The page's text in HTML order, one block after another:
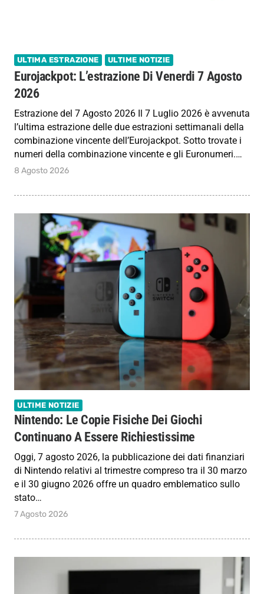
ULTIMA ESTRAZIONE ULTIME NOTIZIE
Eurojackpot: L’estrazione Di Venerdi 7 Agosto
2026
Estrazione del 7 Agosto 2026 Il 7 Luglio 2026 è avvenuta
l’ultima estrazione delle due estrazioni settimanali della
combinazione vincente dell’Eurojackpot. Sotto trovate i
numeri della combinazione vincente e gli Euronumeri.…
8 Agosto 2026
ULTIME NOTIZIE
Nintendo: Le Copie Fisiche Dei Giochi
Continuano A Essere Richiestissime
Oggi, 7 agosto 2026, la pubblicazione dei dati finanziari
di Nintendo relativi al trimestre compreso tra il 30 marzo
e il 30 giugno 2026 offre un quadro emblematico sullo
stato…
7 Agosto 2026